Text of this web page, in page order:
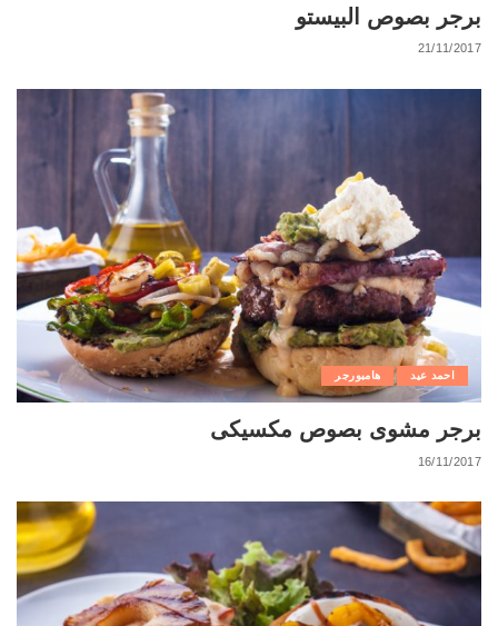
برجر بصوص البيستو
21/11/2017
احمد عيد هامبورجر
برجر مشوى بصوص مكسيكى
16/11/2017